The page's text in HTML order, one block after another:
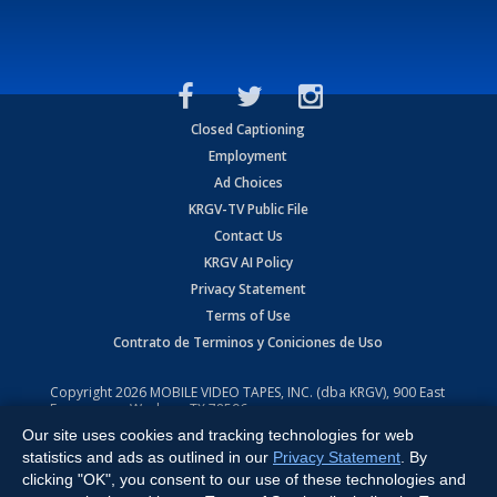
Closed Captioning
Employment
Ad Choices
KRGV-TV Public File
Contact Us
KRGV AI Policy
Privacy Statement
Terms of Use
Contrato de Terminos y Coniciones de Uso
Copyright2026 MOBILE VIDEO TAPES, INC. (dba KRGV), 900 East
Expressway, Weslaco, TX 78596.
All Rights Reserved. Powered by:Ruby Shore Software
Our site uses cookies and tracking technologies for web
statistics and ads as outlined in our Privacy Statement . By
clicking "OK", you consent to our use of these technologies and